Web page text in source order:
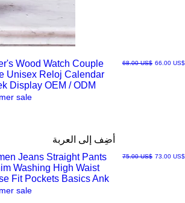
Wood Watch Couple
Unisex Reloj Calendar
Display OEM / ODM
سعر عادي
‏68.00 US$ سعر البيع‏66.00 US$
sale
أضِف إلى العربة
Jeans Straight Pants
Washing High Waist
Fit Pockets Basics Ank
سعر عادي
‏75.00 US$ سعر البيع‏73.00 US$
sale